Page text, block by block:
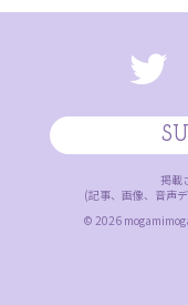
掲載
(記事、画像、音声
© 2026